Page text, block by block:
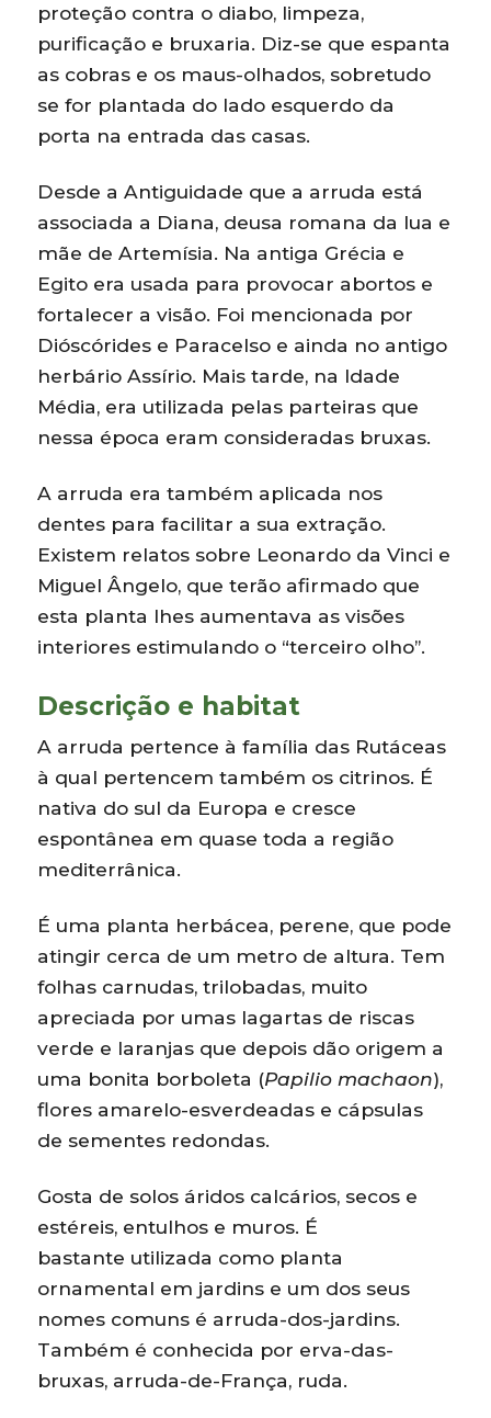
proteção contra o diabo, limpeza,
purificação e bruxaria. Diz-se que espanta
as cobras e os maus-olhados, sobretudo
se for plantada do lado esquerdo da
porta na entrada das casas.
Desde a Antiguidade que a arruda está
associada a Diana, deusa romana da lua e
mãe de Artemísia. Na antiga Grécia e
Egito era usada para provocar abortos e
fortalecer a visão. Foi mencionada por
Dióscórides e Paracelso e ainda no antigo
herbário Assírio. Mais tarde, na Idade
Média, era utilizada pelas parteiras que
nessa época eram consideradas bruxas.
A arruda era também aplicada nos
dentes para facilitar a sua extração.
Existem relatos sobre Leonardo da Vinci e
Miguel Ângelo, que terão afirmado que
esta planta lhes aumentava as visões
interiores estimulando o “terceiro olho”.
Descrição e habitat
A arruda pertence à família das Rutáceas
à qual pertencem também os citrinos. É
nativa do sul da Europa e cresce
espontânea em quase toda a região
mediterrânica.
É uma planta herbácea, perene, que pode
atingir cerca de um metro de altura. Tem
folhas carnudas, trilobadas, muito
apreciada por umas lagartas de riscas
verde e laranjas que depois dão origem a
uma bonita borboleta (Papilio machaon),
flores amarelo-esverdeadas e cápsulas
de sementes redondas.
Gosta de solos áridos calcários, secos e
estéreis, entulhos e muros. É
bastante utilizada como planta
ornamental em jardins e um dos seus
nomes comuns é arruda-dos-jardins.
Também é conhecida por erva-das-
bruxas, arruda-de-França, ruda.